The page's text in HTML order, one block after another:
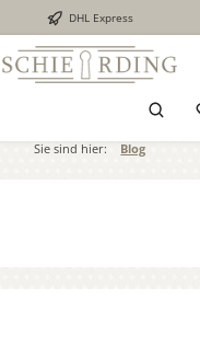
DHL Express
Sie sind hier: Blog